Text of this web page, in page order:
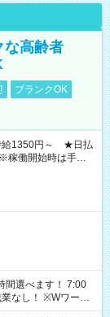
な高齢者
ブランクOK
給1350円～ ★日払
働開始時は手続き
ワーク
業はご案内できま